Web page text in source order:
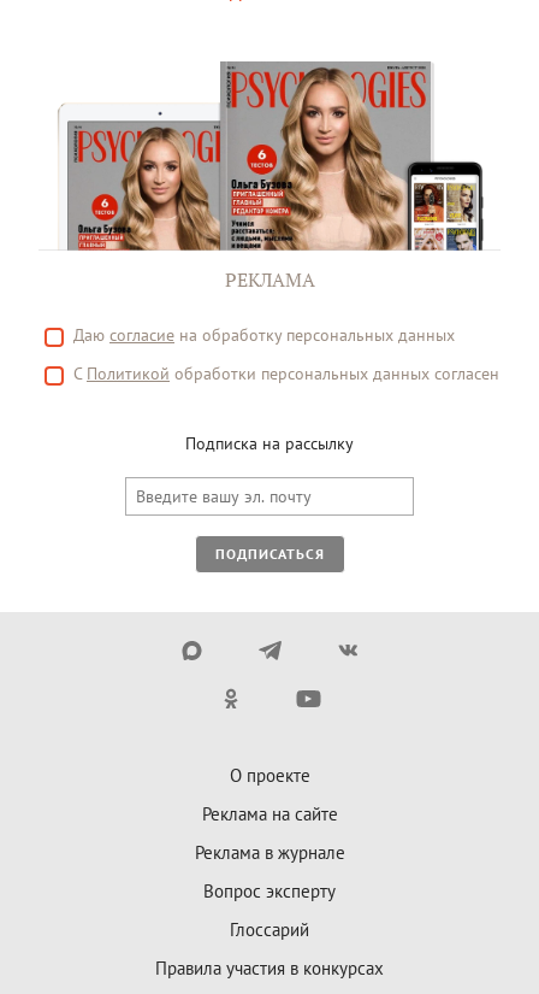
РЕКЛАМА
Даю согласие на обработку персональных данных
С Политикой обработки персональных данных согласен
Подписка на рассылку
ПОДПИСАТЬСЯ
О проекте
Реклама на сайте
Реклама в журнале
Вопрос эксперту
Глоссарий
Правила участия в конкурсах